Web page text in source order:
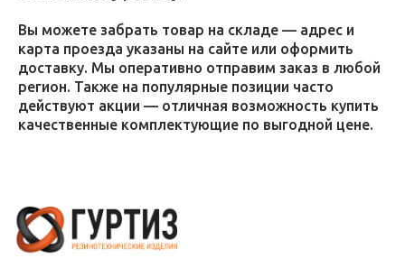
Вы можете забрать товар на складе — адрес и
карта проезда указаны на сайте или оформить
доставку. Мы оперативно отправим заказ в любой
регион. Также на популярные позиции часто
действуют акции — отличная возможность купить
качественные комплектующие по выгодной цене.